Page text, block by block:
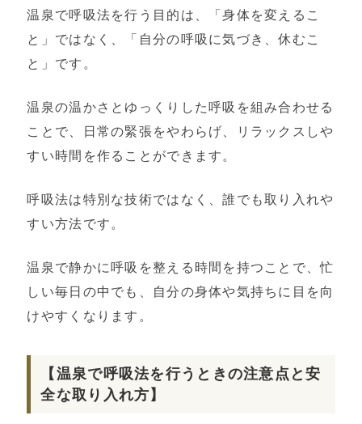
温泉で呼吸法を行う目的は、「身体を変えるこ
と」ではなく、「自分の呼吸に気づき、休むこ
と」です。
温泉の温かさとゆっくりした呼吸を組み合わせる
ことで、日常の緊張をやわらげ、リラックスしや
すい時間を作ることができます。
呼吸法は特別な技術ではなく、誰でも取り入れや
すい方法です。
温泉で静かに呼吸を整える時間を持つことで、忙
しい毎日の中でも、自分の身体や気持ちに目を向
けやすくなります。
【温泉で呼吸法を行うときの注意点と安
全な取り入れ方】